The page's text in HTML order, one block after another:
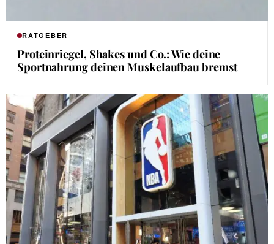
RATGEBER
Proteinriegel, Shakes und Co.: Wie deine
Sportnahrung deinen Muskelaufbau bremst